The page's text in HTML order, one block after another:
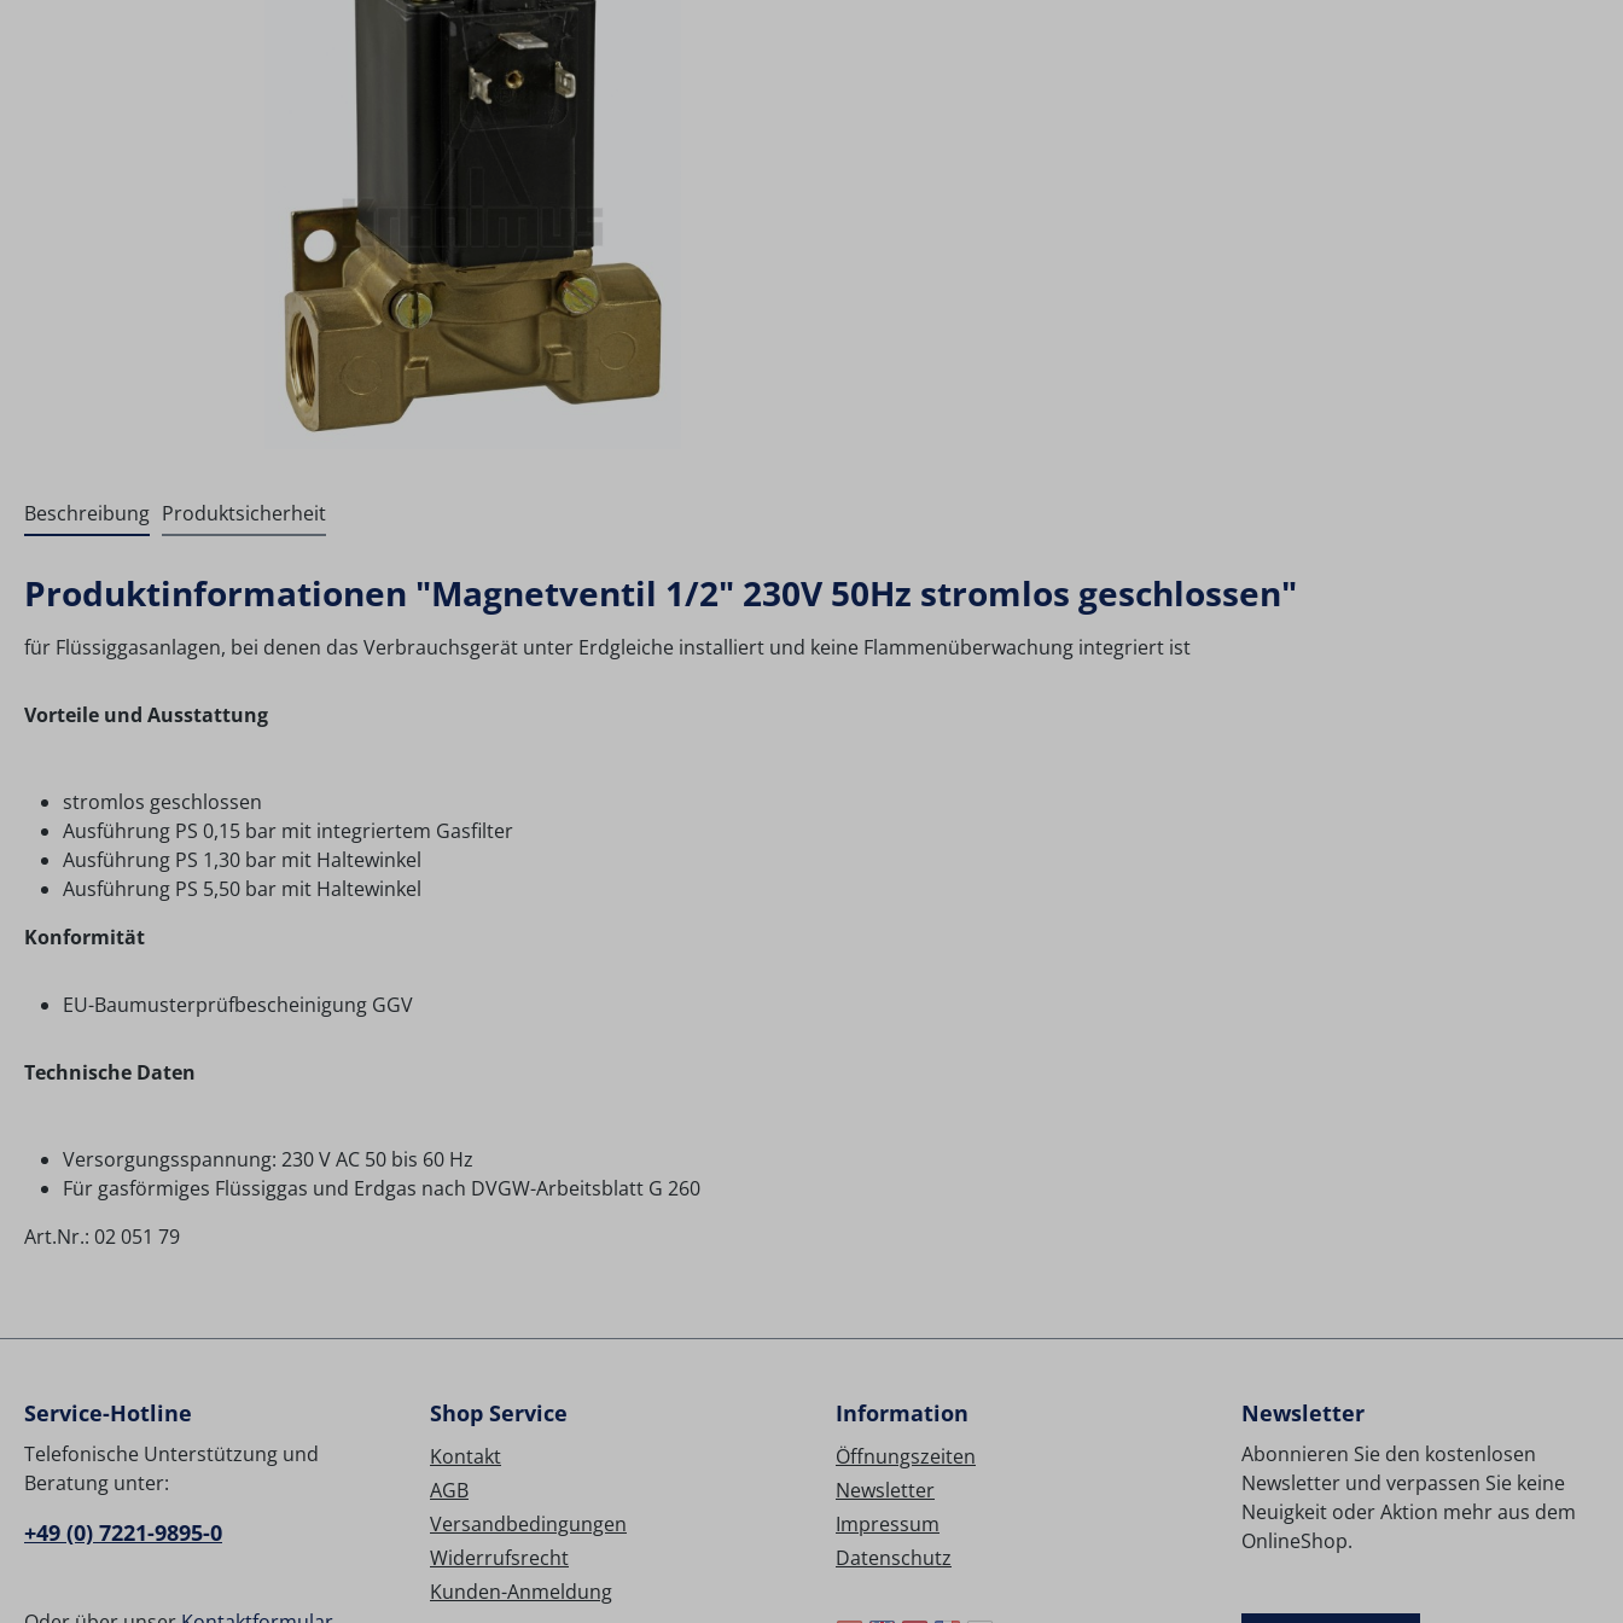
Beschreibung Produktsicherheit
Produktinformationen "Magnetventil 1/2" 230V 50Hz stromlos geschlossen"
für Flüssiggasanlagen, bei denen das Verbrauchsgerät unter Erdgleiche installiert und keine Flammenüberwachung integriert ist
Vorteile und Ausstattung
stromlos geschlossen
Ausführung PS 0,15 bar mit integriertem Gasfilter
Ausführung PS 1,30 bar mit Haltewinkel
Ausführung PS 5,50 bar mit Haltewinkel
Konformität
EU-Baumusterprüfbescheinigung GGV
Technische Daten
Versorgungsspannung: 230 V AC 50 bis 60 Hz
Für gasförmiges Flüssiggas und Erdgas nach DVGW-Arbeitsblatt G 260
Art.Nr.: 02 051 79
Service-Hotline
Telefonische Unterstützung und
Beratung unter:
+49 (0) 7221-9895-0
Shop Service
Kontakt
AGB
Versandbedingungen
Widerrufsrecht
Kunden-Anmeldung
Information
Öffnungszeiten
Newsletter
Impressum
Datenschutz
Newsletter
Abonnieren Sie den kostenlosen
Newsletter und verpassen Sie keine
Neuigkeit oder Aktion mehr aus dem
OnlineShop.